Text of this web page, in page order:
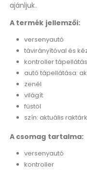
ajánljuk.
A termék jellemzői:
versenyautó
távirányítóval és
kontroller
autó tápellátása:
zenél
világít
füstöl
szín: aktuális
A csomag tartalma:
versenyautó
kontroller